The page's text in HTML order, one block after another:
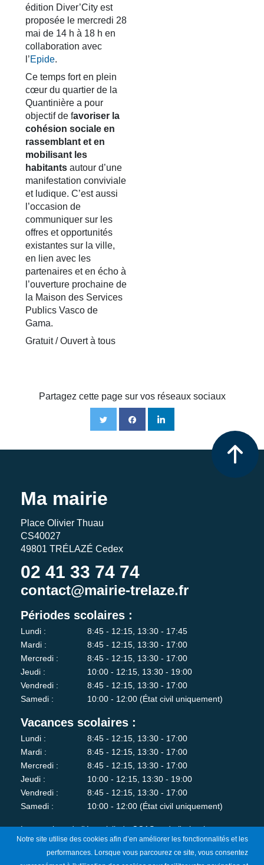
édition Diver’City est
proposée le mercredi 28
mai de 14 h à 18 h en
collaboration avec
l’Epide.
Ce temps fort en plein
cœur du quartier de la
Quantinière a pour
objectif de favoriser la
cohésion sociale en
rassemblant et en
mobilisant les
habitants autour d’une
manifestation conviviale
et ludique. C’est aussi
l’occasion de
communiquer sur les
offres et opportunités
existantes sur la ville,
en lien avec les
partenaires et en écho à
l’ouverture prochaine de
la Maison des Services
Publics Vasco de
Gama.
Gratuit / Ouvert à tous
Partagez cette page sur vos réseaux sociaux
Ma mairie
Place Olivier Thuau
CS40027
49801 TRÉLAZÉ Cedex
02 41 33 74 74
contact@mairie-trelaze.fr
Périodes scolaires :
Lundi :
8:45 - 12:15, 13:30 - 17:45
Mardi :
8:45 - 12:15, 13:30 - 17:00
Mercredi :
8:45 - 12:15, 13:30 - 17:00
Jeudi :
10:00 - 12:15, 13:30 - 19:00
Vendredi :
8:45 - 12:15, 13:30 - 17:00
Samedi :
10:00 - 12:00 (État civil uniquement)
Vacances scolaires :
Lundi :
8:45 - 12:15, 13:30 - 17:00
Mardi :
8:45 - 12:15, 13:30 - 17:00
Mercredi :
8:45 - 12:15, 13:30 - 17:00
Jeudi :
10:00 - 12:15, 13:30 - 19:00
Vendredi :
8:45 - 12:15, 13:30 - 17:00
Samedi :
10:00 - 12:00 (État civil uniquement)
Les services de l'état-civil, du CCAS et de l'urbanisme sont
fermés au public le lundi matin.
Notre site utilise des cookies afin d’en améliorer les fonctionnalités et les
performances. Lorsque vous parcourez ce site, vous consentez